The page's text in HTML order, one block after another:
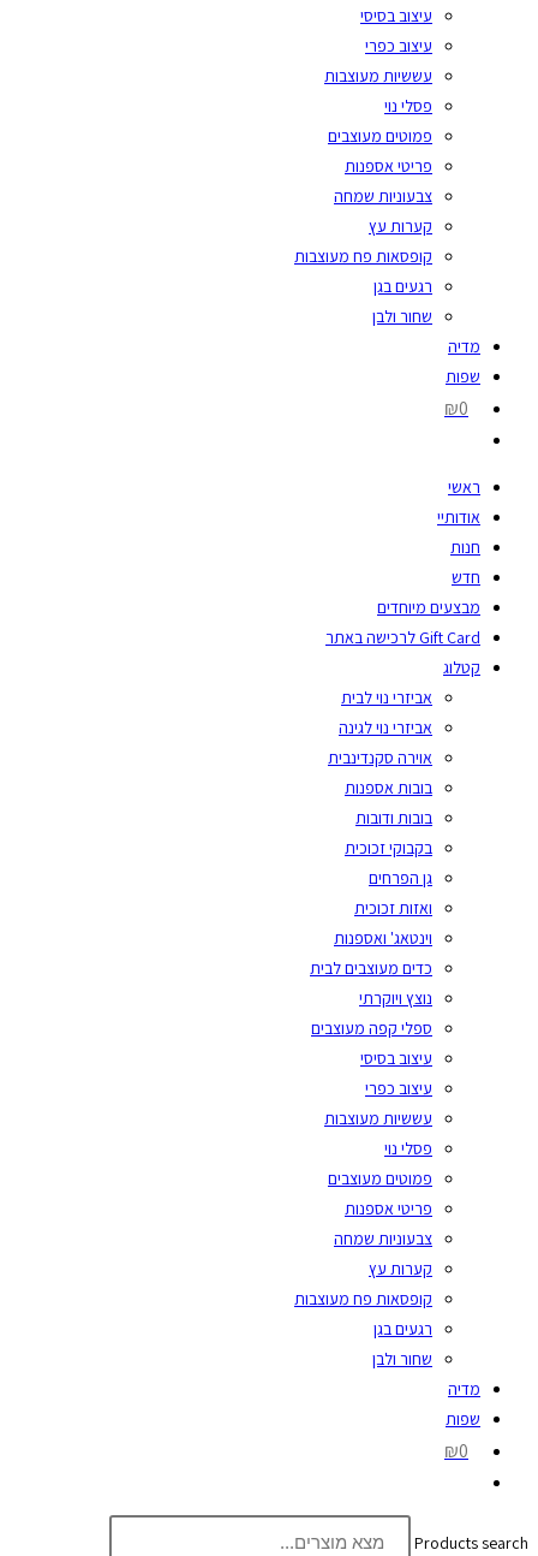
עיצוב בסיסי
עיצוב כפרי
עששיות מעוצבות
פסלי נוי
פמוטים מעוצבים
פריטי אספנות
צבעוניות שמחה
קערות עץ
קופסאות פח מעוצבות
רגעים בגן
שחור ולבן
מדיה
שפות
₪0
ראשי
אודותיי
חנות
חדש
מבצעים מיוחדים
Gift Card לרכישה באתר
קטלוג
אביזרי נוי לבית
אביזרי נוי לגינה
אוירה סקנדינבית
בובות אספנות
בובות ודובות
בקבוקי זכוכית
גן הפרחים
ואזות זכוכית
וינטאג' ואספנות
כדים מעוצבים לבית
נוצץ ויוקרתי
ספלי קפה מעוצבים
עיצוב בסיסי
עיצוב כפרי
עששיות מעוצבות
פסלי נוי
פמוטים מעוצבים
פריטי אספנות
צבעוניות שמחה
קערות עץ
קופסאות פח מעוצבות
רגעים בגן
שחור ולבן
מדיה
שפות
₪0
Products search